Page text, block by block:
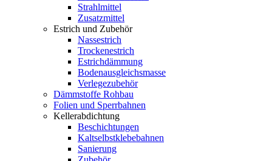
Strahlmittel
Zusatzmittel
Estrich und Zubehör
Nassestrich
Trockenestrich
Estrichdämmung
Bodenausgleichsmasse
Verlegezubehör
Dämmstoffe Rohbau
Folien und Sperrbahnen
Kellerabdichtung
Beschichtungen
Kaltselbstklebebahnen
Sanierung